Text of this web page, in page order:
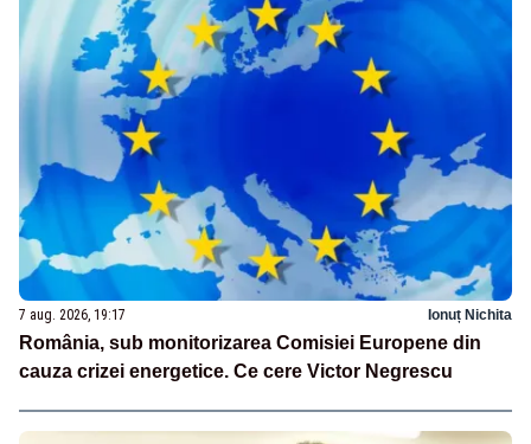
7 aug. 2026, 19:17 Ionuț Nichita
România, sub monitorizarea Comisiei Europene din
cauza crizei energetice. Ce cere Victor Negrescu